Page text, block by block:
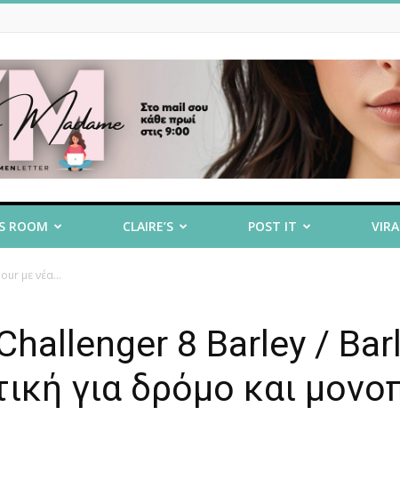
ROOM CLAIRE’S POST IT
με νέα...
8 Barley /
για δρόμο και